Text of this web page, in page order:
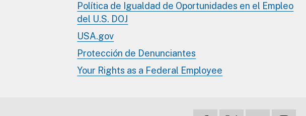
Política de Igualdad de Oportunidades en el Empleo
del U.S. DOJ
USA.gov
Protección de Denunciantes
Your Rights as a Federal Employee